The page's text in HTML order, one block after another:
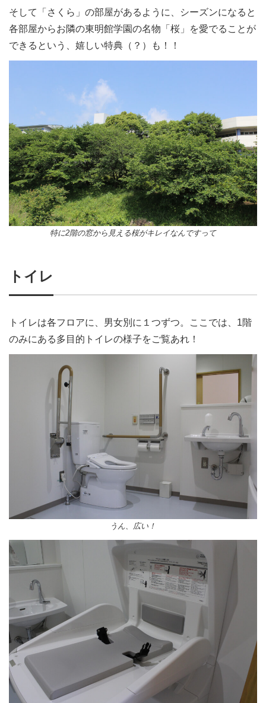
そして「さくら」の部屋があるように、シーズンになると
各部屋からお隣の東明館学園の名物「桜」を愛でることが
できるという、嬉しい特典（？）も！！
特に2階の窓から見える桜がキレイなんですって
トイレ
トイレは各フロアに、男女別に１つずつ。ここでは、1階
のみにある多目的トイレの様子をご覧あれ！
うん、広い！